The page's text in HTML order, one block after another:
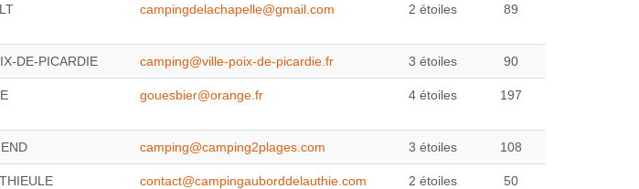
campingdelachapelle@gmail.com 2 étoiles 89
DE-PICARDIE camping@ville-poix-de-picardie.fr 3 étoiles 90
gouesbier@orange.fr 4 étoiles 197
camping@camping2plages.com 3 étoiles 108
contact@campingauborddelauthie.com 2 étoiles 50